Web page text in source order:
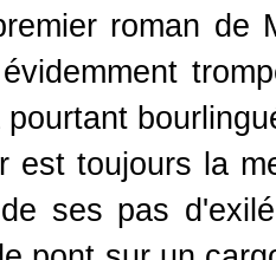
roman de
est toujours la
de ses pas